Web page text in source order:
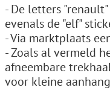
- De letters
evenals de "elf"
- Via marktplaats
- Zoals al vermeld
afneembare
voor kleine